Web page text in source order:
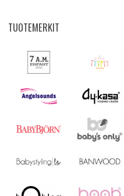
TUOTEMERKIT